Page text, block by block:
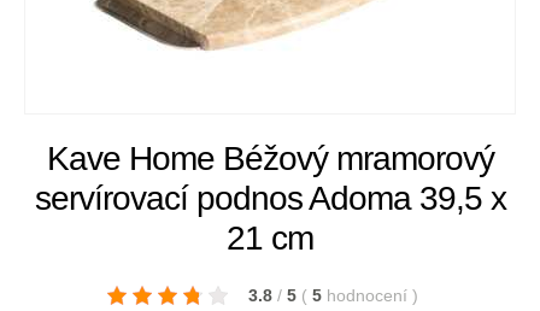
Kave Home Béžový mramorový
servírovací podnos Adoma 39,5 x
21 cm
3.8 / 5 ( 5 hodnocení )